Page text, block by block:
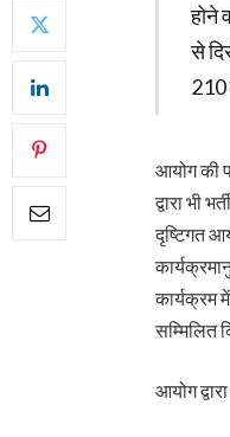
होने
से
210
आयोग की
द्वारा भी
दृष्टिगत
कार्यक्रम
सम्मिलित
आयोग